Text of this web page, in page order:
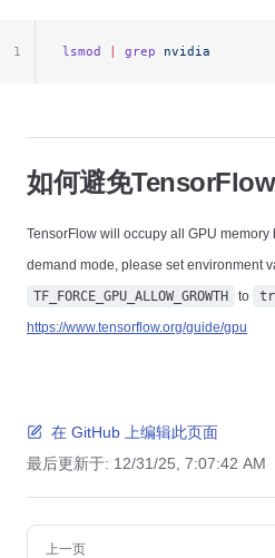
lsmod grep nvidia
1
如何避免
TensorFlow will occupy all GPU memory
demand mode, please set environment
TF_FORCE_GPU_ALLOW_GROWTH
to
https://www.tensorflow.org/guide/gpu
在 GitHub 上编辑此页面
最后更新于: 12/31/25, 7:07:42 AM
Pager
上一页